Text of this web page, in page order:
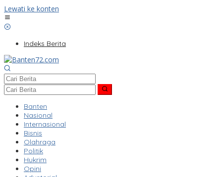
Lewati ke konten
Indeks Berita
Banten
Nasional
Internasional
Bisnis
Olahraga
Politik
Hukrim
Opini